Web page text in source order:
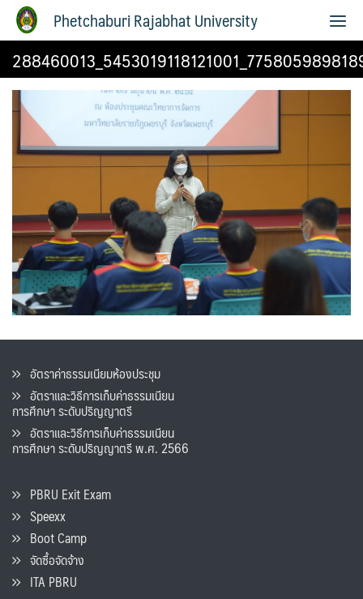
Phetchaburi Rajabhat University
อัตราค่าธรรมเนียมห้องประชุม
อัตราและวิธีการเก็บค่าธรรมเนียน
การศึกษา ระดับปริญญาตรี
อัตราและวิธีการเก็บค่าธรรมเนียน
การศึกษา ระดับปริญญาตรี พ.ศ. 2566
PBRU Exit Exam
Speexx
Boot Camp
จัดซื้อจัดจ้าง
ITA PBRU